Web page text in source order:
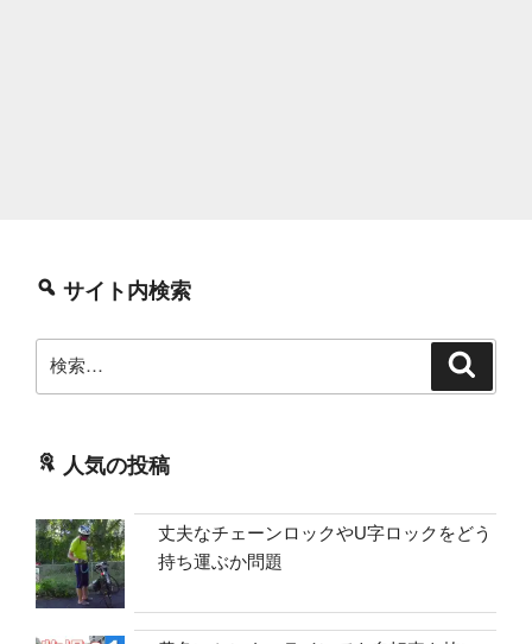
サイト内検索
索:
人気の投稿
丈夫なチェーンロックやU字ロックをどう
持ち運ぶか問題